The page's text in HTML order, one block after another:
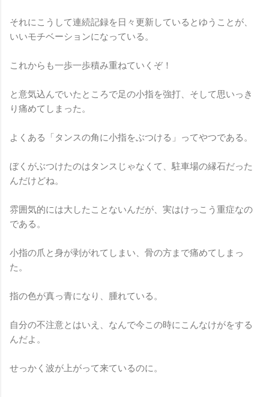
それにこうして連続記録を日々更新しているとゆうことが、
いいモチベーションになっている。
これからも一歩一歩積み重ねていくぞ！
と意気込んでいたところで足の小指を強打、そして思いっき
り痛めてしまった。
よくある「タンスの角に小指をぶつける」ってやつである。
ぼくがぶつけたのはタンスじゃなくて、駐車場の縁石だった
んだけどね。
雰囲気的には大したことないんだが、実はけっこう重症なの
である。
小指の爪と身が剥がれてしまい、骨の方まで痛めてしまっ
た。
指の色が真っ青になり、腫れている。
自分の不注意とはいえ、なんで今この時にこんなけがをする
んだよ。
せっかく波が上がって来ているのに。